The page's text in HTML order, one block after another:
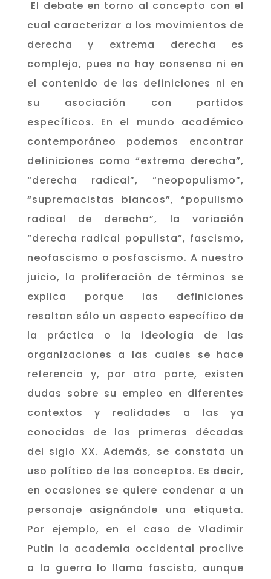
El debate en torno al concepto con el
cual caracterizar a los movimientos de
derecha y extrema derecha es
complejo, pues no hay consenso ni en
el contenido de las definiciones ni en
su asociación con partidos
específicos. En el mundo académico
contemporáneo podemos encontrar
definiciones como “extrema derecha”,
“derecha radical”, “neopopulismo”,
“supremacistas blancos”, “populismo
radical de derecha”, la variación
“derecha radical populista”, fascismo,
neofascismo o posfascismo. A nuestro
juicio, la proliferación de términos se
explica porque las definiciones
resaltan sólo un aspecto específico de
la práctica o la ideología de las
organizaciones a las cuales se hace
referencia y, por otra parte, existen
dudas sobre su empleo en diferentes
contextos y realidades a las ya
conocidas de las primeras décadas
del siglo XX. Además, se constata un
uso político de los conceptos. Es decir,
en ocasiones se quiere condenar a un
personaje asignándole una etiqueta.
Por ejemplo, en el caso de Vladimir
Putin la academia occidental proclive
a la guerra lo llama fascista, aunque